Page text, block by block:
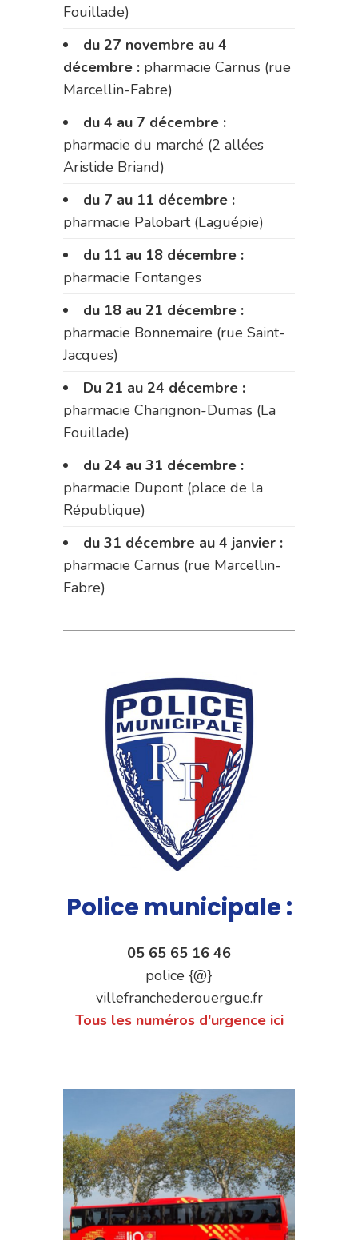
Fouillade)
du 27 novembre au 4
décembre : pharmacie Carnus (rue
Marcellin-Fabre)
du 4 au 7 décembre :
pharmacie du marché (2 allées
Aristide Briand)
du 7 au 11 décembre :
pharmacie Palobart (Laguépie)
du 11 au 18 décembre :
pharmacie Fontanges
du 18 au 21 décembre :
pharmacie Bonnemaire (rue Saint-
Jacques)
Du 21 au 24 décembre :
pharmacie Charignon-Dumas (La
Fouillade)
du 24 au 31 décembre :
pharmacie Dupont (place de la
République)
du 31 décembre au 4 janvier :
pharmacie Carnus (rue Marcellin-
Fabre)
Police municipale :
05 65 65 16 46
police {@}
villefranchederouergue.fr
Tous les numéros d'urgence ici